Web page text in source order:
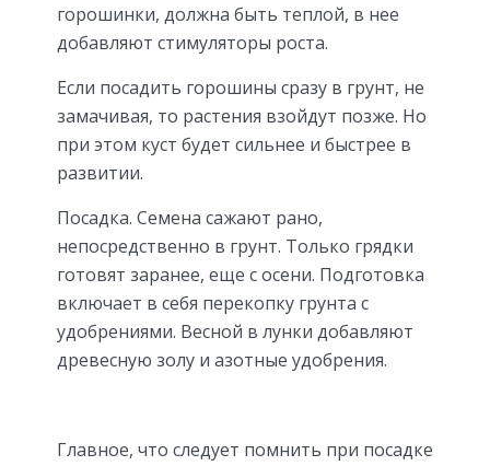
горошинки, должна быть теплой, в нее
добавляют стимуляторы роста.
Если посадить горошины сразу в грунт, не
замачивая, то растения взойдут позже. Но
при этом куст будет сильнее и быстрее в
развитии.
Посадка. Семена сажают рано,
непосредственно в грунт. Только грядки
готовят заранее, еще с осени. Подготовка
включает в себя перекопку грунта с
удобрениями. Весной в лунки добавляют
древесную золу и азотные удобрения.
Главное, что следует помнить при посадке